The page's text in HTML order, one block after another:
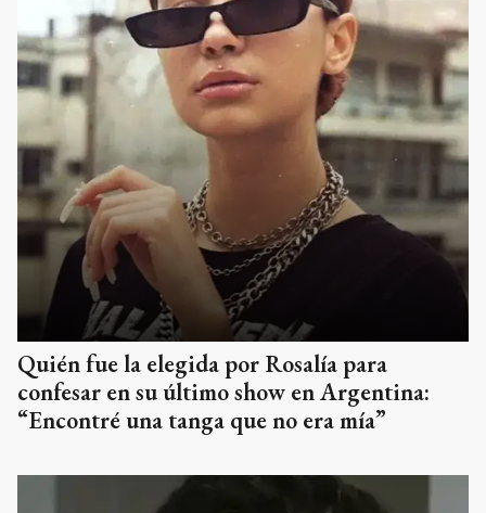
Quién fue la elegida por Rosalía para
confesar en su último show en Argentina:
“Encontré una tanga que no era mía”